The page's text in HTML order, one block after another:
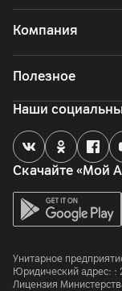
Компания
Полезное
Скачайте «Мой
Наши
Унитарное
Юридический адрес: :
Лицензия